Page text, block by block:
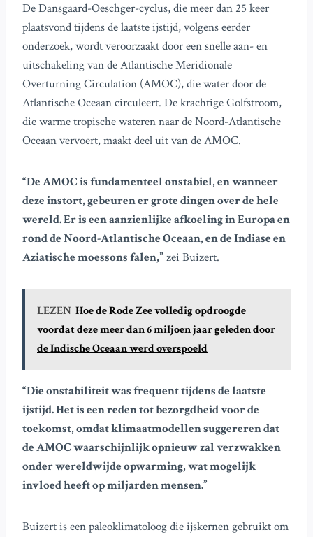
De Dansgaard-Oeschger-cyclus, die meer dan 25 keer
plaatsvond tijdens de laatste ijstijd, volgens eerder
onderzoek, wordt veroorzaakt door een snelle aan- en
uitschakeling van de Atlantische Meridionale
Overturning Circulation (AMOC), die water door de
Atlantische Oceaan circuleert. De krachtige Golfstroom,
die warme tropische wateren naar de Noord-Atlantische
Oceaan vervoert, maakt deel uit van de AMOC.
“De AMOC is fundamenteel onstabiel, en wanneer
deze instort, gebeuren er grote dingen over de hele
wereld. Er is een aanzienlijke afkoeling in Europa en
rond de Noord-Atlantische Oceaan, en de Indiase en
Aziatische moessons falen,” zei Buizert.
LEZEN Hoe de Rode Zee volledig opdroogde
voordat deze meer dan 6 miljoen jaar geleden door
de Indische Oceaan werd overspoeld
“Die onstabiliteit was frequent tijdens de laatste
ijstijd. Het is een reden tot bezorgdheid voor de
toekomst, omdat klimaatmodellen suggereren dat
de AMOC waarschijnlijk opnieuw zal verzwakken
onder wereldwijde opwarming, wat mogelijk
invloed heeft op miljarden mensen.”
Buizert is een paleoklimatoloog die ijskernen gebruikt om